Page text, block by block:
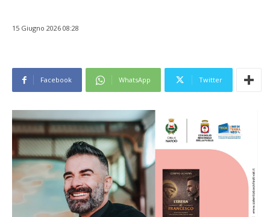
15 Giugno 2026 08:28
Facebook WhatsApp Twitter